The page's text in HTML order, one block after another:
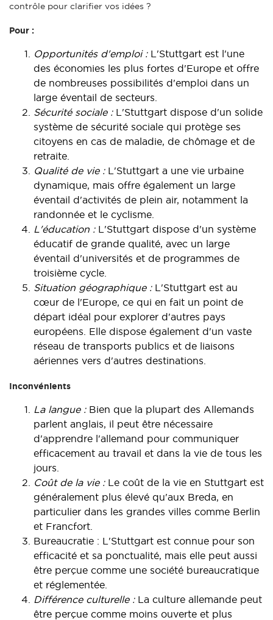
contrôle pour clarifier vos idées ?
Pour :
Opportunités d'emploi :L'Stuttgart est l'une
des économies les plus fortes d'Europe et offre
de nombreuses possibilités d'emploi dans un
large éventail de secteurs.
Sécurité sociale :L'Stuttgart dispose d'un solide
système de sécurité sociale qui protège ses
citoyens en cas de maladie, de chômage et de
retraite.
Qualité de vie :L'Stuttgart a une vie urbaine
dynamique, mais offre également un large
éventail d'activités de plein air, notamment la
randonnée et le cyclisme.
L'éducation :L'Stuttgart dispose d'un système
éducatif de grande qualité, avec un large
éventail d'universités et de programmes de
troisième cycle.
Situation géographique :L'Stuttgart est au
cœur de l'Europe, ce qui en fait un point de
départ idéal pour explorer d'autres pays
européens. Elle dispose également d'un vaste
réseau de transports publics et de liaisons
aériennes vers d'autres destinations.
Inconvénients
La langue :Bien que la plupart des Allemands
parlent anglais, il peut être nécessaire
d'apprendre l'allemand pour communiquer
efficacement au travail et dans la vie de tous les
jours.
Coût de la vie :Le coût de la vie en Stuttgart est
généralement plus élevé qu'aux Breda, en
particulier dans les grandes villes comme Berlin
et Francfort.
Bureaucratie : L'Stuttgart est connue pour son
efficacité et sa ponctualité, mais elle peut aussi
être perçue comme une société bureaucratique
et réglementée.
Différence culturelle :La culture allemande peut
être perçue comme moins ouverte et plus